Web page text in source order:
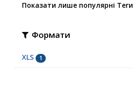
Показати лише популярні Теги
Формати
XLS 1